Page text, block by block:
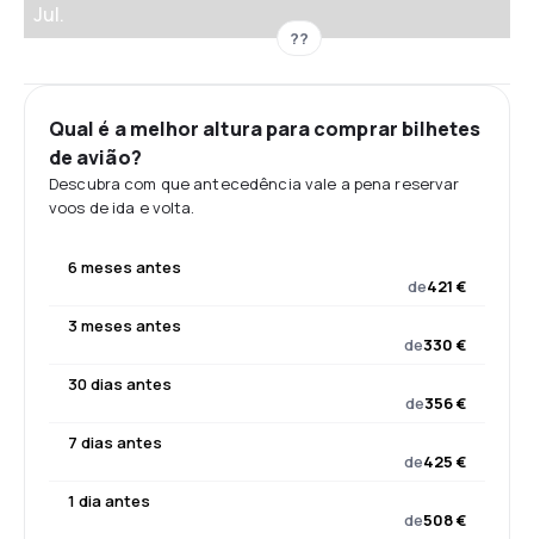
Jul.
??
Qual é a melhor altura para comprar bilhetes
de avião?
Descubra com que antecedência vale a pena reservar
voos de ida e volta.
6 meses antes
de421 €
3 meses antes
de330 €
30 dias antes
de356 €
7 dias antes
de425 €
1 dia antes
de508 €